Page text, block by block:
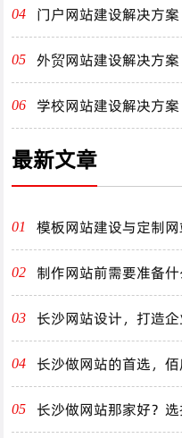
04 门户网站建设解决方案
05 外贸网站建设解决方案
06 学校网站建设解决方案
最新文章
01 模板网站建设与定制
02 制作网站前需要准备什
03 长沙网站设计，打造
04 长沙做网站的首选，
05
长沙做网站那家好？
验！